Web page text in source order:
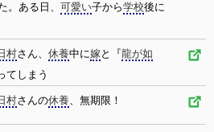
。ある日、 可愛い子から学校後に
村さん、 休養中に嫁と『龍が如
てしまう
村さんの休養、無期限！